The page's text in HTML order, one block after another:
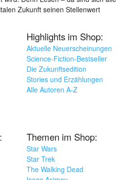
Zukunft seinen Stellenwert
Highlights im Shop:
Aktuelle Neuerscheinungen
Science-Fiction-Bestseller
Die Zukunftsedition
Stories und Erzählungen
Alle Autoren A-Z
Themen im Shop:
Star Wars
Star Trek
The Walking Dead